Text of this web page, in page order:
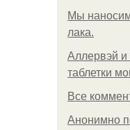
Мы наносим
лака.
Аллервэй и
таблетки
Все
Анонимно